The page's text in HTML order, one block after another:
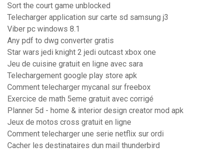
Sort the court game unblocked
Telecharger application sur carte sd samsung j3
Viber pc windows 8.1
Any pdf to dwg converter gratis
Star wars jedi knight 2 jedi outcast xbox one
Jeu de cuisine gratuit en ligne avec sara
Telechargement google play store apk
Comment telecharger mycanal sur freebox
Exercice de math 5eme gratuit avec corrigé
Planner 5d - home & interior design creator mod apk
Jeux de motos cross gratuit en ligne
Comment telecharger une serie netflix sur ordi
Cacher les destinataires dun mail thunderbird